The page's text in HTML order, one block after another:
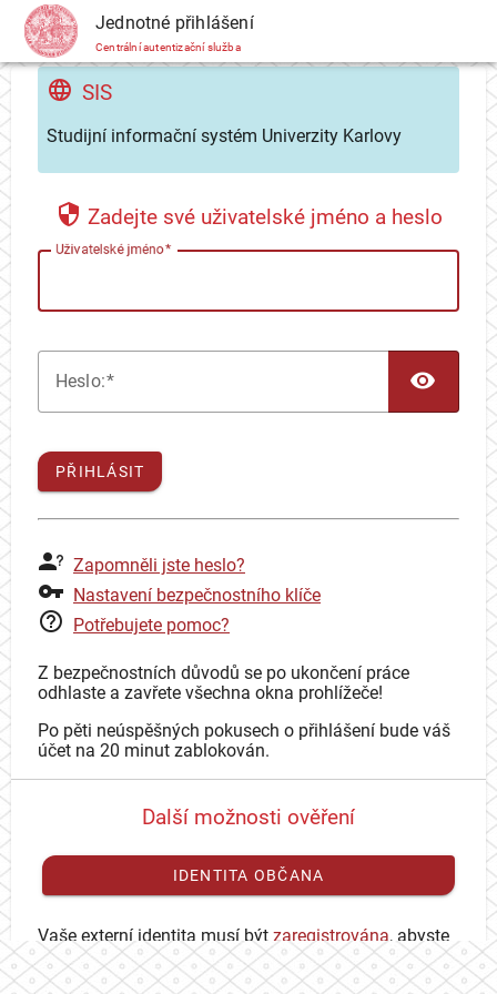
CAS Jednotné přihlášení
Centrální autentizační služba
SIS
Studijní informační systém Univerzity Karlovy
Zadejte své uživatelské jméno a heslo
Uživatelské jméno
Heslo:
PŘIHLÁSIT
Zapomněli jste heslo?
Nastavení bezpečnostního klíče
Potřebujete pomoc?
Z bezpečnostních důvodů se po ukončení práce
odhlaste a zavřete všechna okna prohlížeče!
Po pěti neúspěšných pokusech o přihlášení bude váš
účet na 20 minut zablokován.
Další možnosti ověření
IDENTITA OBČANA
Vaše externí identita musí být zaregistrována, abyste
se mohli přihlásit ke svému CAS účtu.